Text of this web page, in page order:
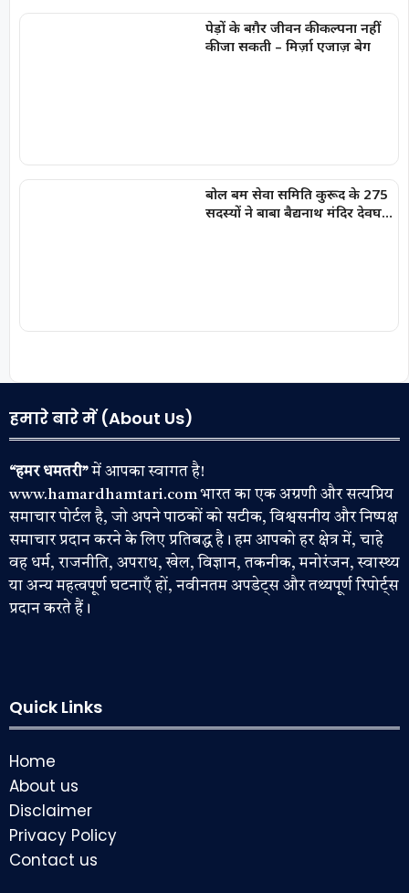
पेड़ों के बग़ैर जीवन की कल्पना नहीं
की जा सकती – मिर्ज़ा एजाज़ बेग
बोल बम सेवा समिति कुरूद के 275
सदस्यों ने बाबा बैद्यनाथ मंदिर देवघर
हमारे बारे में (About Us)
“हमर धमतरी”में आपका स्वागत है!
www.hamardhamtari.com भारत का एक अग्रणी और सत्यप्रिय
समाचार पोर्टल है, जो अपने पाठकों को सटीक, विश्वसनीय और निष्पक्ष
समाचार प्रदान करने के लिए प्रतिबद्ध है। हम आपको हर क्षेत्र में, चाहे
वह धर्म, राजनीति, अपराध, खेल, विज्ञान, तकनीक, मनोरंजन, स्वास्थ्य
या अन्य महत्वपूर्ण घटनाएँ हों, नवीनतम अपडेट्स और तथ्यपूर्ण रिपोर्ट्स
प्रदान करते हैं।
Quick Links
Home
About us
Disclaimer
Privacy Policy
Contact us